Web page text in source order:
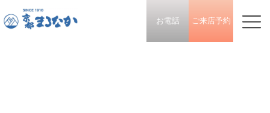
お電話 ご来店予約